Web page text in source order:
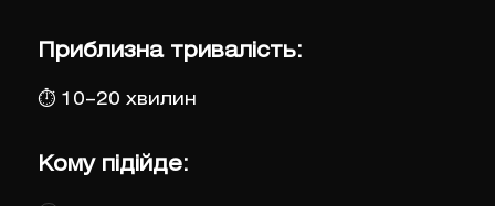
Приблизна тривалість:
⏱ 10–20 хвилин
Кому підійде: